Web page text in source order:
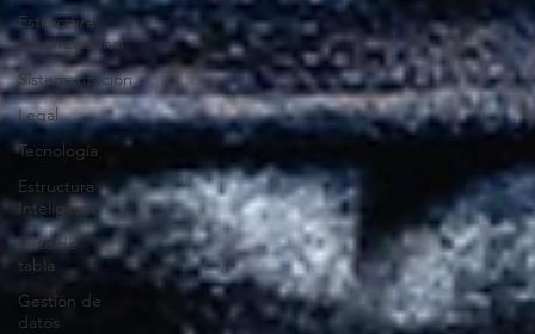
Estructura
organizacional
Sistematización
Legal
Tecnología
Estructura
Inteligente
Vista de
tabla
Gestión de
datos